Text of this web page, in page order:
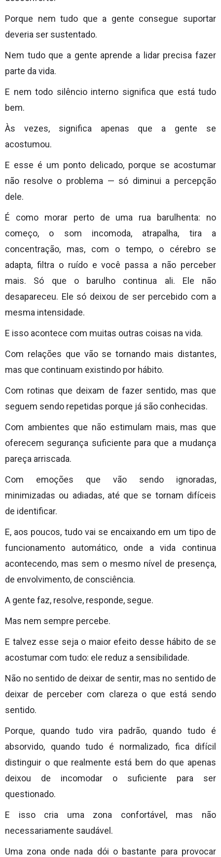
Porque nem tudo que a gente consegue suportar
deveria ser sustentado.
Nem tudo que a gente aprende a lidar precisa fazer
parte da vida.
E nem todo silêncio interno significa que está tudo
bem.
Às vezes, significa apenas que a gente se
acostumou.
E esse é um ponto delicado, porque se acostumar
não resolve o problema — só diminui a percepção
dele.
É como morar perto de uma rua barulhenta: no
começo, o som incomoda, atrapalha, tira a
concentração, mas, com o tempo, o cérebro se
adapta, filtra o ruído e você passa a não perceber
mais. Só que o barulho continua ali. Ele não
desapareceu. Ele só deixou de ser percebido com a
mesma intensidade.
E isso acontece com muitas outras coisas na vida.
Com relações que vão se tornando mais distantes,
mas que continuam existindo por hábito.
Com rotinas que deixam de fazer sentido, mas que
seguem sendo repetidas porque já são conhecidas.
Com ambientes que não estimulam mais, mas que
oferecem segurança suficiente para que a mudança
pareça arriscada.
Com emoções que vão sendo ignoradas,
minimizadas ou adiadas, até que se tornam difíceis
de identificar.
E, aos poucos, tudo vai se encaixando em um tipo de
funcionamento automático, onde a vida continua
acontecendo, mas sem o mesmo nível de presença,
de envolvimento, de consciência.
A gente faz, resolve, responde, segue.
Mas nem sempre percebe.
E talvez esse seja o maior efeito desse hábito de se
acostumar com tudo: ele reduz a sensibilidade.
Não no sentido de deixar de sentir, mas no sentido de
deixar de perceber com clareza o que está sendo
sentido.
Porque, quando tudo vira padrão, quando tudo é
absorvido, quando tudo é normalizado, fica difícil
distinguir o que realmente está bem do que apenas
deixou de incomodar o suficiente para ser
questionado.
E isso cria uma zona confortável, mas não
necessariamente saudável.
Uma zona onde nada dói o bastante para provocar